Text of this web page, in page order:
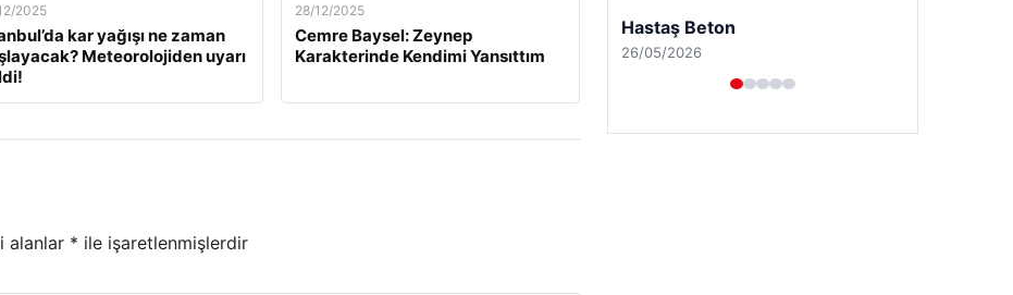
2025
kar yağışı ne zaman
Meteorolojiden uyarı
28/12/2025
Cemre Baysel: Zeynep
Karakterinde Kendimi Yansıttım
alanlar * ile işaretlenmişlerdir
Prenses Night Club
29/04/2026